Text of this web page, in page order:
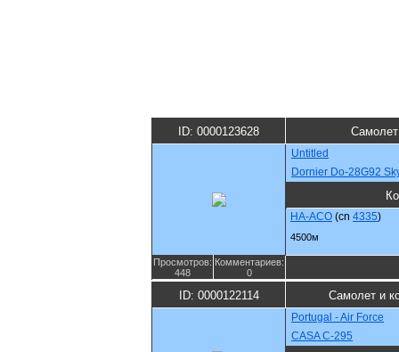
ID: 0000123628
Untitled
Dornier Do-28G92
HA-ACO (cn 4335)
4500м
Просмотров:
448
Комментариев:
0
ID: 0000122114 Самолет и
Portugal - Air Force
CASA C-295